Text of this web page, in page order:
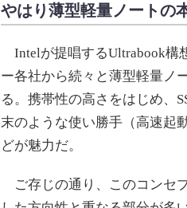
やはり薄型軽量ノートの
Intelが提唱するUltrabook構
ー各社から続々と薄型軽量ノ
る。携帯性の高さをはじめ、
末のような使い勝手（高速起
どが魅力だ。
ご存じの通り、このコンセ